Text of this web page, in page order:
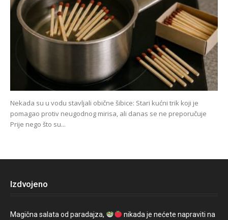
Nekada su u vodu stavljali obične šibice: Stari kućni trik koji je
pomagao protiv neugodnog mirisa, ali danas se ne preporučuje
Prije nego što su...
Izdvojeno
Magična salata od paradajza,
nikada je nećete napraviti na